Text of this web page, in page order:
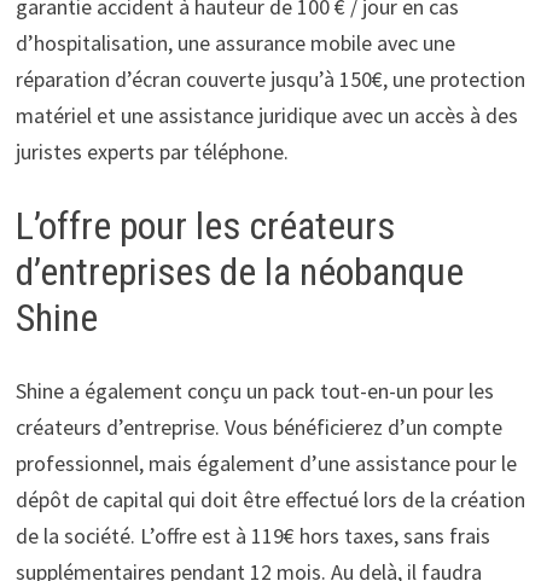
garantie accident à hauteur de 100 € / jour en cas
d’hospitalisation, une assurance mobile avec une
réparation d’écran couverte jusqu’à 150€, une protection
matériel et une assistance juridique avec un accès à des
juristes experts par téléphone.
L’offre pour les créateurs
d’entreprises de la néobanque
Shine
Shine a également conçu un pack tout-en-un pour les
créateurs d’entreprise. Vous bénéficierez d’un compte
professionnel, mais également d’une assistance pour le
dépôt de capital qui doit être effectué lors de la création
de la société. L’offre est à 119€ hors taxes, sans frais
supplémentaires pendant 12 mois. Au delà, il faudra